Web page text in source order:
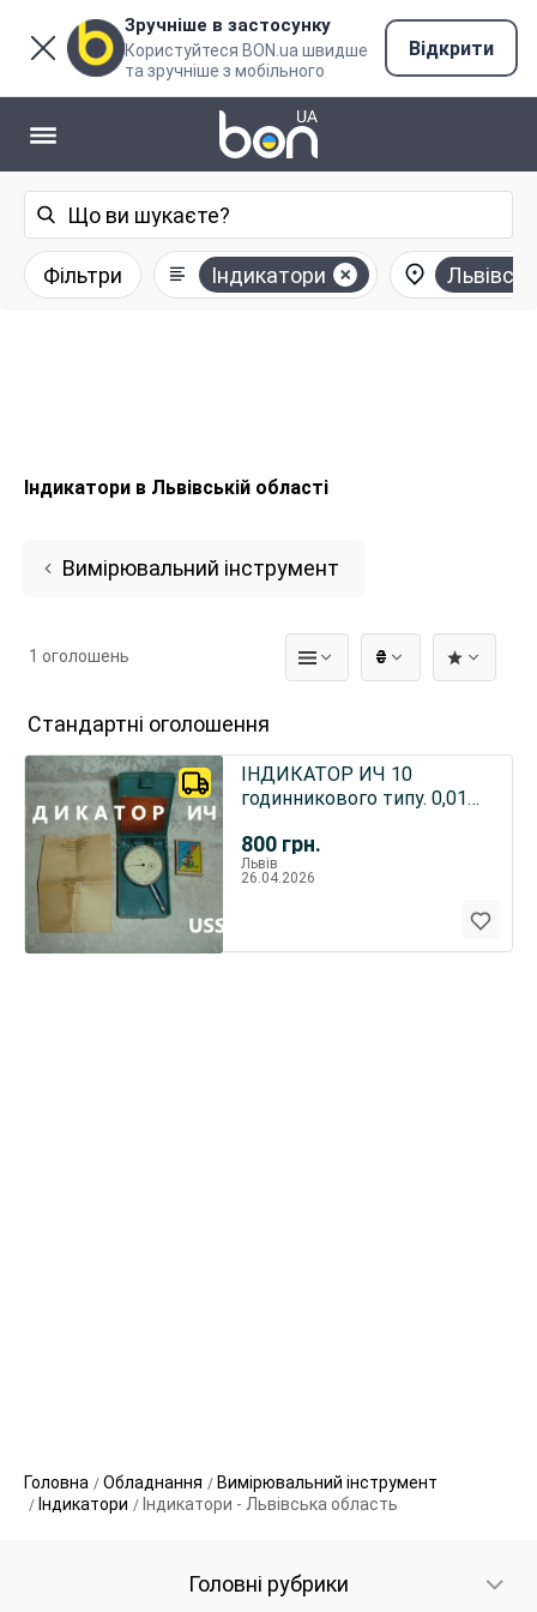
Зручніше в застосунку
Користуйтеся BON.ua швидше
та зручніше з мобільного
Відкрити
Фільтри Індикатори
Індикатори в Львівській області
Вимірювальний інструмент
₴
1 оголошень
Стандартні оголошення
800 грн.
ІНДИКАТОР ИЧ 10
годинникового типу. 0,01
Паспорт.
Львів
26.04.2026
Головна Обладнання
Вимірювальний інструмент
Індикатори
Індикатори - Львівська область
Головні рубрики